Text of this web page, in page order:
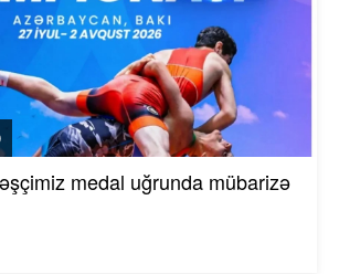
medal uğrunda mübarizə